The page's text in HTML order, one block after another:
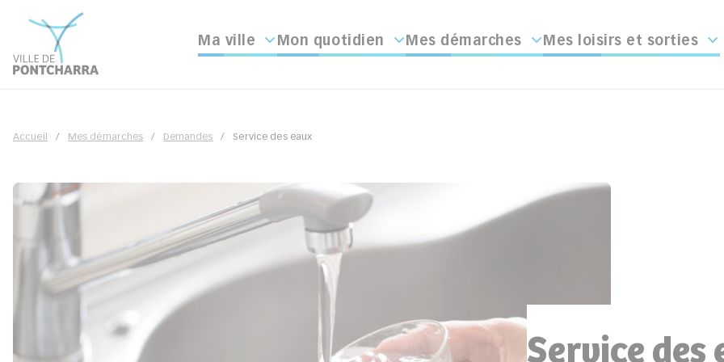
Ma ville Mon quotidien Mes démarches Mes loisirs et sorties
Accueil Mes démarches Demandes Service des eaux
Service des